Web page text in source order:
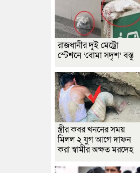
রাজধানীর দুই মেট্রো
স্টেশনে ‘বোমা সদৃশ’ বস্তু
স্ত্রীর কবর খননের সময়
মিলল ২ যুগ আগে দাফন
করা স্বামীর অক্ষত মরদেহ